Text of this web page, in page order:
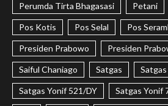
Perumda Tirta Bhagasasi Petani
Pos Kotis Pos Selal Pos
Presiden Prabowo Presiden
Saiful Chaniago Satgas
Satgas Yonif 521/DY Satgas Yonif